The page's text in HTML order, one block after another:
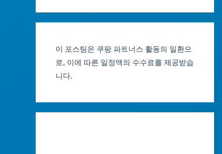
세종특별자치시
강원도
대구축제 일정
광주축제 일정
이 포스팅은 쿠팡 파트너스 활동의 일환으
로, 이에 따른 일정액의 수수료를 제공받습
니다.